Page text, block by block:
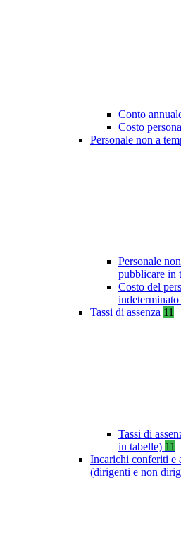
Conto
Costo
Personale non a
Personale
pubblicare in
Costo del
Tassi di assenza 11
Tassi di
in tabelle) 11
Incarichi conferiti e
(dirigenti e non